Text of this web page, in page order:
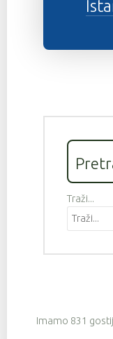
Traži...
Imamo 831